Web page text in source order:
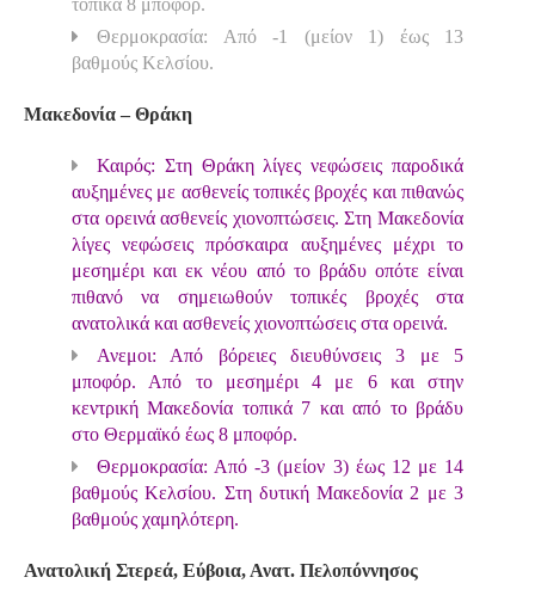
τοπικά 8 μποφόρ.
Θερμοκρασία: Από -1 (μείον 1) έως 13
βαθμούς Κελσίου.
Μακεδονία – Θράκη
Καιρός: Στη Θράκη λίγες νεφώσεις παροδικά
αυξημένες με ασθενείς τοπικές βροχές και πιθανώς
στα ορεινά ασθενείς χιονοπτώσεις. Στη Μακεδονία
λίγες νεφώσεις πρόσκαιρα αυξημένες μέχρι το
μεσημέρι και εκ νέου από το βράδυ οπότε είναι
πιθανό να σημειωθούν τοπικές βροχές στα
ανατολικά και ασθενείς χιονοπτώσεις στα ορεινά.
Ανεμοι: Από βόρειες διευθύνσεις 3 με 5
μποφόρ. Από το μεσημέρι 4 με 6 και στην
κεντρική Μακεδονία τοπικά 7 και από το βράδυ
στο Θερμαϊκό έως 8 μποφόρ.
Θερμοκρασία: Από -3 (μείον 3) έως 12 με 14
βαθμούς Κελσίου. Στη δυτική Μακεδονία 2 με 3
βαθμούς χαμηλότερη.
Ανατολική Στερεά, Εύβοια, Ανατ. Πελοπόννησος